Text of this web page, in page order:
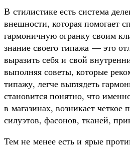
В стилистике есть система
внешности, которая помогает
гармоничную огранку своим
знание своего типажа — это
выразить себя и свой
выполняя советы, которые
типажу, легче выглядеть
становится понятно, что
в магазинах, возникает четкое
силуэтов, фасонов, тканей,
Тем не менее есть и ярые